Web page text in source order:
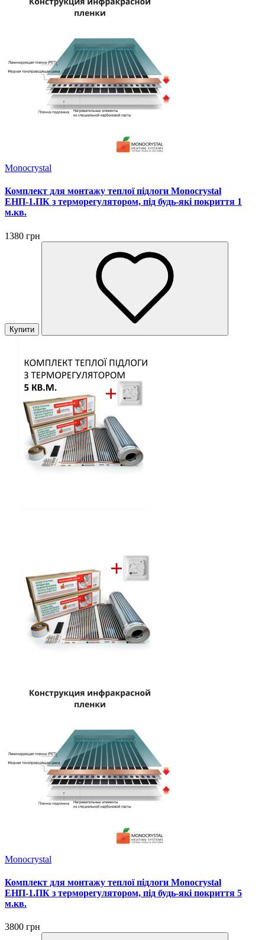
Monocrystal
Комплект для монтажу теплої підлоги Monocrystal
ЕНП-1.ПК з терморегулятором, під будь-які покриття 1
м.кв.
1380 грн
Купити
Monocrystal
Комплект для монтажу теплої підлоги Monocrystal
ЕНП-1.ПК з терморегулятором, під будь-які покриття 5
м.кв.
3800 грн